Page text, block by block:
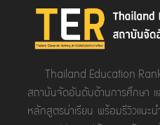
Thailand Education
สถาบันจัดอันดับด้านการศึกษา แ
หลักสูตรน่าเรียน พร้อมรีวิวแนะน